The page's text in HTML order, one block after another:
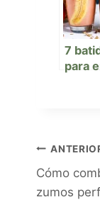
7
para
Cómo
zumos